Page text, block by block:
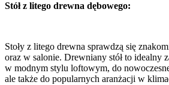
Stół z litego drewna dębowego:
Stoły z litego drewna sprawdzą się
oraz w salonie. Drewniany stół to idealny
w modnym stylu loftowym, do
ale także do popularnych aranżacji w